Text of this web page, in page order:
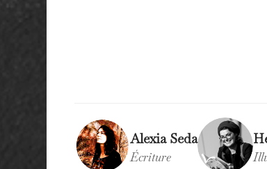
Alexia Seda
Écriture